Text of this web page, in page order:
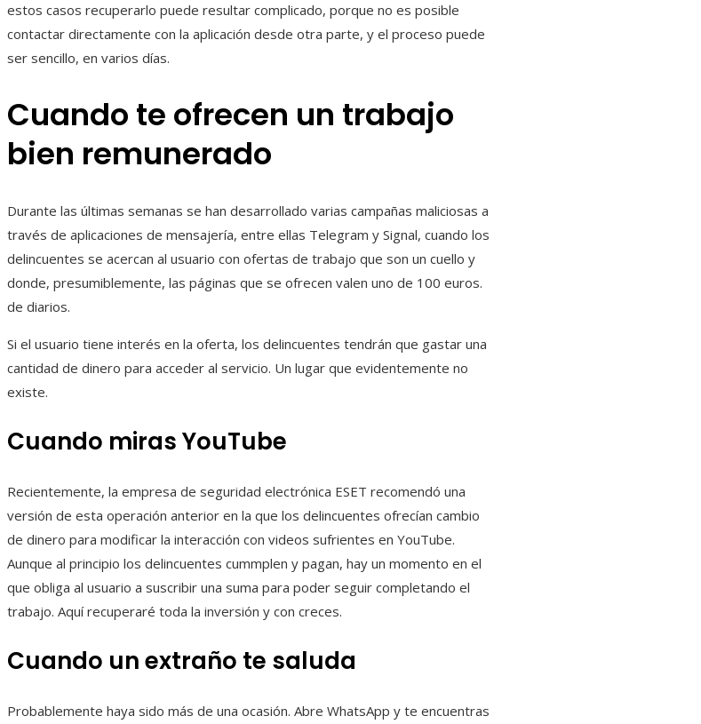
estos casos recuperarlo puede resultar complicado, porque no es posible
contactar directamente con la aplicación desde otra parte, y el proceso puede
ser sencillo, en varios días.
Cuando te ofrecen un trabajo
bien remunerado
Durante las últimas semanas se han desarrollado varias campañas maliciosas a
través de aplicaciones de mensajería, entre ellas Telegram y Signal, cuando los
delincuentes se acercan al usuario con ofertas de trabajo que son un cuello y
donde, presumiblemente, las páginas que se ofrecen valen uno de 100 euros.
de diarios.
Si el usuario tiene interés en la oferta, los delincuentes tendrán que gastar una
cantidad de dinero para acceder al servicio. Un lugar que evidentemente no
existe.
Cuando miras YouTube
Recientemente, la empresa de seguridad electrónica ESET recomendó una
versión de esta operación anterior en la que los delincuentes ofrecían cambio
de dinero para modificar la interacción con videos sufrientes en YouTube.
Aunque al principio los delincuentes cummplen y pagan, hay un momento en el
que obliga al usuario a suscribir una suma para poder seguir completando el
trabajo. Aquí recuperaré toda la inversión y con creces.
Cuando un extraño te saluda
Probablemente haya sido más de una ocasión. Abre WhatsApp y te encuentras